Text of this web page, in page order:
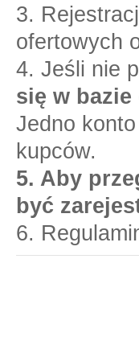
3.
ofertowych
4. Jeśli nie
się w
Jedno
kupców.
5. Aby
być
6.